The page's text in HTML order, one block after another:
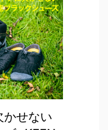
かせない